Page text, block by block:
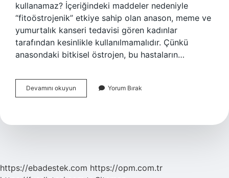
kullanamaz? İçeriğindeki maddeler nedeniyle
“fitoöstrojenik” etkiye sahip olan anason, meme ve
yumurtalık kanseri tedavisi gören kadınlar
tarafından kesinlikle kullanılmamalıdır. Çünkü
anasondaki bitkisel östrojen, bu hastaların…
Devamını okuyun
Ne
Yorum Bırak
https://ebadestek.com https://opm.com.tr